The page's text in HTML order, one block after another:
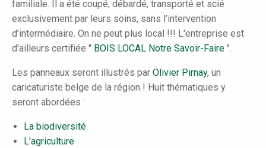
familiale. Il a été coupé, débardé, transporté et scié
exclusivement par leurs soins, sans l’intervention
d’intermédiaire. On ne peut plus local !!! L'entreprise est
d'ailleurs certifiée " BOIS LOCAL Notre Savoir-Faire ".
Les panneaux seront illustrés par Olivier Pirnay, un
caricaturiste belge de la région ! Huit thématiques y
seront abordées :
La biodiversité
L'agriculture